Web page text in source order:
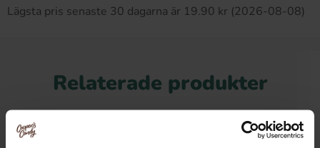
Lägsta pris senaste 30 dagarna är 19.90 kr (2026-08-08)
Relaterade produkter
-25%